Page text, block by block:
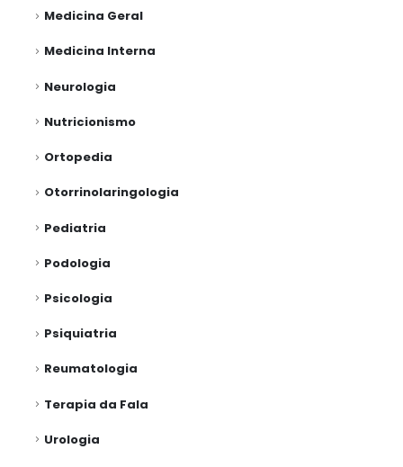
Medicina Geral
Medicina Interna
Neurologia
Nutricionismo
Ortopedia
Otorrinolaringologia
Pediatria
Podologia
Psicologia
Psiquiatria
Reumatologia
Terapia da Fala
Urologia